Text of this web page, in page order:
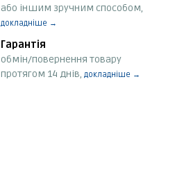
або іншим зручним способом,
докладніше →
Гарантія
обмін/повернення товару
протягом 14 днів,докладніше →